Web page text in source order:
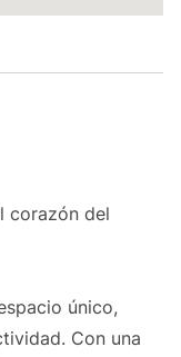
corazón del
único,
Con una